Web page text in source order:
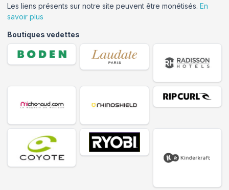
Les liens présents sur notre site peuvent être monétisés. En
savoir plus
Boutiques vedettes